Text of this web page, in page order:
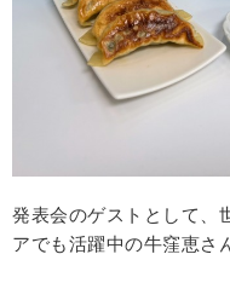
発表会のゲストとして、
アでも活躍中の牛窪恵さ